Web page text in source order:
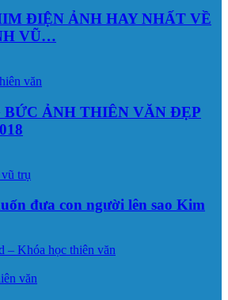
ĐIỆN ẢNH HAY NHẤT VỀ
VŨ…
văn
BỨC ẢNH THIÊN VĂN ĐẸP
trụ
đưa con người lên sao Kim
– Khóa học thiên văn
văn